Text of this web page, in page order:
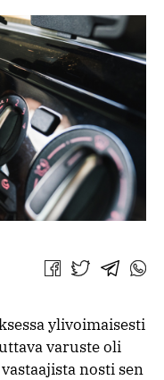
Jaa Jaa Jaa Jaa
ylivoimaisesti
varuste oli
nosti sen